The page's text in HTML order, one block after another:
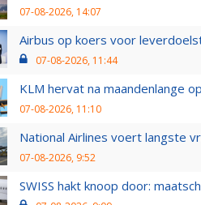
07-08-2026, 14:07
Airbus op koers voor
07-08-2026, 11:44
KLM hervat na maandenlange
07-08-2026, 11:10
National Airlines voert langste
07-08-2026, 9:52
SWISS hakt knoop door: